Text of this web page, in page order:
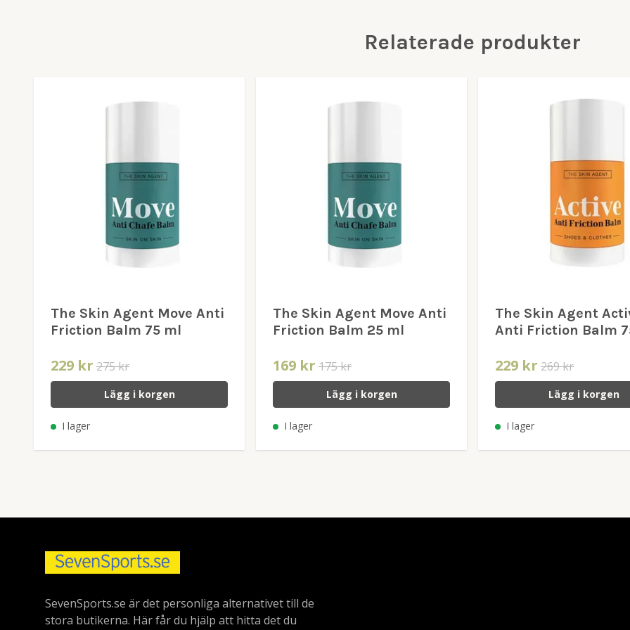
Relaterade produkter
The Skin Agent Move Anti
Friction Balm 75 ml
229 kr 275 kr
Lägg i korgen
I lager
The Skin Agent Move Anti
Friction Balm 25 ml
169 kr 175 kr
Lägg i korgen
I lager
The Skin Agent
Anti Friction Balm
229 kr 269 kr
Lägg i korgen
I lager
SevenSports.se är det personliga alternativet till de
stora butikerna. Här får du hjälp att hitta det du